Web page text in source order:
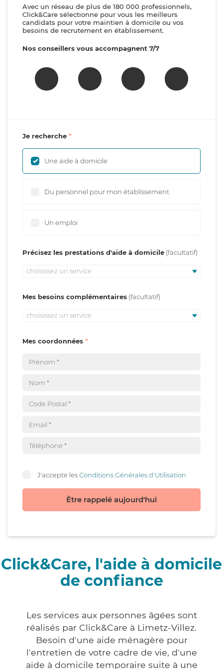
Avec un réseau de plus de 180 000 professionnels,
Click&Care sélectionne pour vous les meilleurs
candidats pour votre maintien à domicile ou vos
besoins de recrutement en établissement.
Nos conseillers vous accompagnent 7/7
Je recherche
Une aide à domicile
Du personnel pour mon établissement
Un emploi
Précisez les prestations d'aide à domicile
choisissez un service
Mes besoins complémentaires
choisissez un service
Mes coordonnées
J'accepte lesConditions Générales d'Utilisation
Être rappelé aujourd'hui
Click&Care, l'aide à domicile
de confiance
Les services aux personnes âgées sont
réalisés par Click&Care à Limetz-Villez.
Besoin d'une aide ménagère pour
l'entretien de votre cadre de vie, d'une
aide à domicile temporaire suite à une